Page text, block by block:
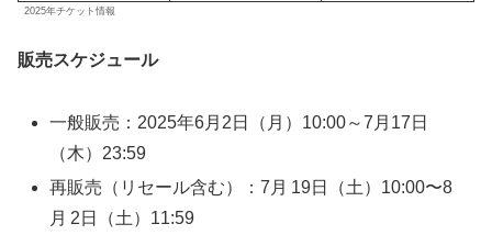
2025年チケット情報
販売スケジュール
一般販売：2025年6月2日（月）10:00～7月17日
（木）23:59
再販売（リセール含む）：7月 19日（土）10:00〜8
月 2日（土）11:59